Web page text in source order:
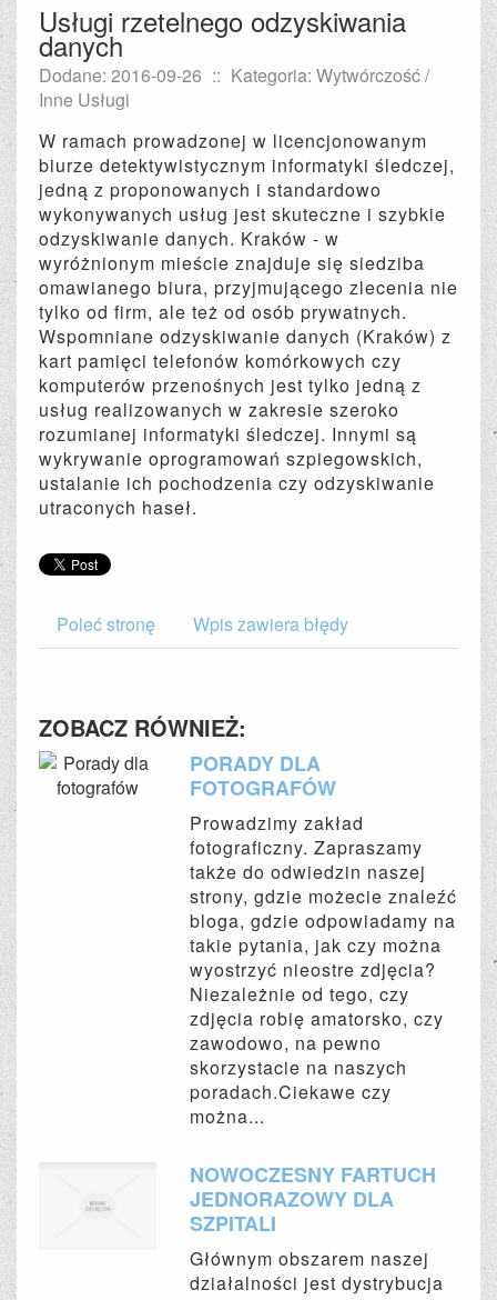
Usługi rzetelnego odzyskiwania
danych
Dodane: 2016-09-26 :: Kategoria: Wytwórczość /
Inne Usługi
W ramach prowadzonej w licencjonowanym
biurze detektywistycznym informatyki śledczej,
jedną z proponowanych i standardowo
wykonywanych usług jest skuteczne i szybkie
odzyskiwanie danych. Kraków - w
wyróżnionym mieście znajduje się siedziba
omawianego biura, przyjmującego zlecenia nie
tylko od firm, ale też od osób prywatnych.
Wspomniane odzyskiwanie danych (Kraków) z
kart pamięci telefonów komórkowych czy
komputerów przenośnych jest tylko jedną z
usług realizowanych w zakresie szeroko
rozumianej informatyki śledczej. Innymi są
wykrywanie oprogramowań szpiegowskich,
ustalanie ich pochodzenia czy odzyskiwanie
utraconych haseł.
Poleć stronę Wpis zawiera błędy
ZOBACZ RÓWNIEŻ:
PORADY DLA
FOTOGRAFÓW
Prowadzimy zakład
fotograficzny. Zapraszamy
także do odwiedzin naszej
strony, gdzie możecie znaleźć
bloga, gdzie odpowiadamy na
takie pytania, jak czy można
wyostrzyć nieostre zdjęcia?
Niezależnie od tego, czy
zdjęcia robię amatorsko, czy
zawodowo, na pewno
skorzystacie na naszych
poradach.Ciekawe czy
można...
NOWOCZESNY FARTUCH
JEDNORAZOWY DLA
SZPITALI
Głównym obszarem naszej
działalności jest dystrybucja